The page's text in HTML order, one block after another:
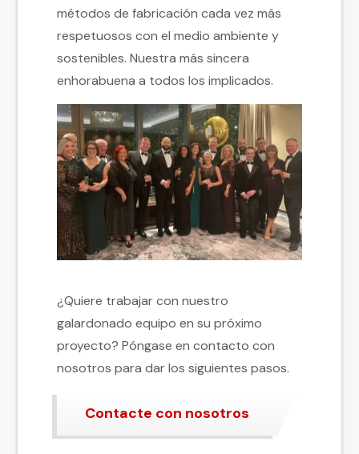
métodos de fabricación cada vez más
respetuosos con el medio ambiente y
sostenibles. Nuestra más sincera
enhorabuena a todos los implicados.
¿Quiere trabajar con nuestro
galardonado equipo en su próximo
proyecto? Póngase en contacto con
nosotros para dar los siguientes pasos.
Contacte con nosotros